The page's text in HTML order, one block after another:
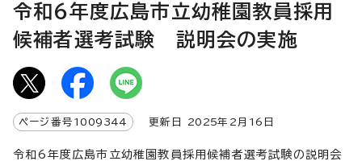
令和6年度広島市立幼稚園教員採用
候補者選考試験 説明会の実施
ページ番号 1009344 更新日 2025年2月 16 日
令和6年度広島市立幼稚園教員採用候補者選考試験の説明会